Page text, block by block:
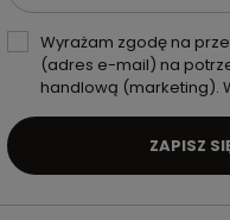
Wyrażam zgodę na
(adres e-mail) na
handlową (marketing).
ZAPISZ